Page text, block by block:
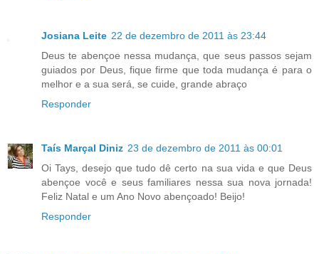
Josiana Leite 22 de dezembro de 2011 às 23:44
Deus te abençoe nessa mudança, que seus passos sejam
guiados por Deus, fique firme que toda mudança é para o
melhor e a sua será, se cuide, grande abraço
Responder
Taís Marçal Diniz 23 de dezembro de 2011 às 00:01
Oi Tays, desejo que tudo dê certo na sua vida e que Deus
abençoe você e seus familiares nessa sua nova jornada!
Feliz Natal e um Ano Novo abençoado! Beijo!
Responder